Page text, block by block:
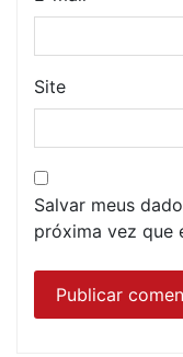
Site
Salvar meus
próxima vez que